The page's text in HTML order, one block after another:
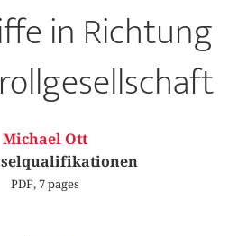
in Richtung
Michael Ott
PDF, 7 pages